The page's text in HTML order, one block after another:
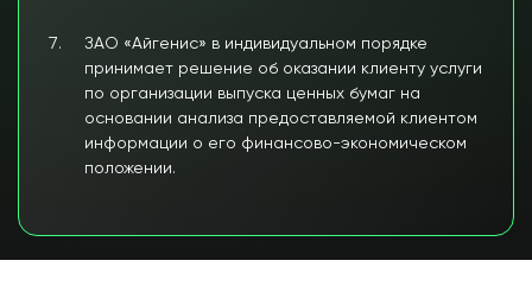
ЗАО «Айгенис» в индивидуальном порядке
принимает решение об оказании клиенту услуги
по организации выпуска ценных бумаг на
основании анализа предоставляемой клиентом
информации о его финансово-экономическом
положении.